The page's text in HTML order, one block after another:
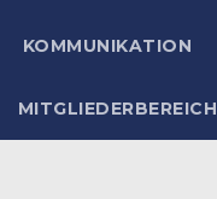
KOMMUNIKATION
MITGLIEDERBEREICH